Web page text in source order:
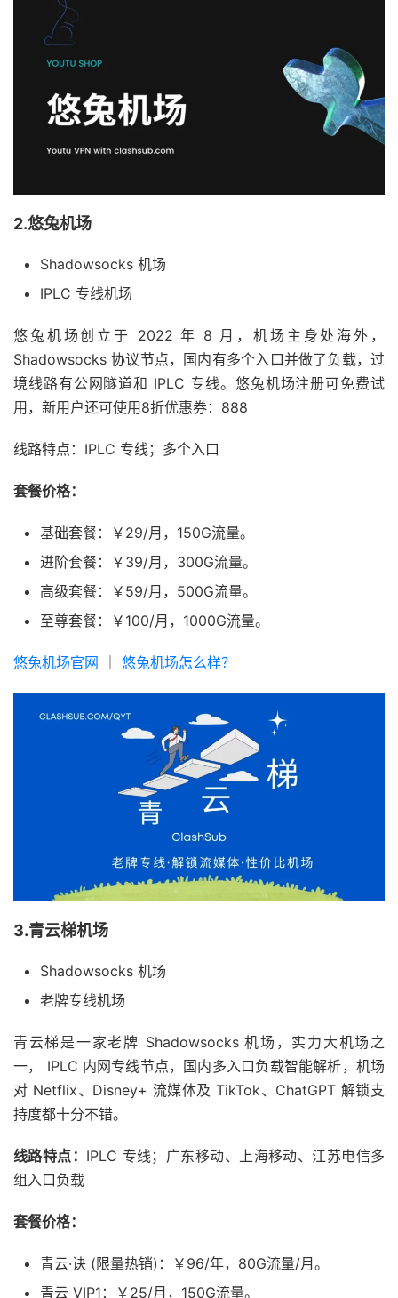
2.悠兔机场
Shadowsocks 机场
IPLC 专线机场
悠兔机场创立于 2022 年 8 月，机场主身处海外，
Shadowsocks 协议节点，国内有多个入口并做了负载，过
境线路有公网隧道和 IPLC 专线。悠兔机场注册可免费试
用，新用户还可使用8折优惠券：888
线路特点：IPLC 专线；多个入口
套餐价格：
基础套餐：￥29/月，150G流量。
进阶套餐：￥39/月，300G流量。
高级套餐：￥59/月，500G流量。
至尊套餐：￥100/月，1000G流量。
悠兔机场官网 悠兔机场怎么样？
3.青云梯机场
Shadowsocks 机场
老牌专线机场
青云梯是一家老牌 Shadowsocks 机场，实力大机场之
一， IPLC 内网专线节点，国内多入口负载智能解析，机场
对 Netflix、Disney+ 流媒体及 TikTok、ChatGPT 解锁支
持度都十分不错。
线路特点： IPLC 专线；广东移动、上海移动、江苏电信多
组入口负载
套餐价格：
青云·诀 (限量热销)：￥96/年，80G流量/月。
青云 VIP1：￥25/月，150G流量。